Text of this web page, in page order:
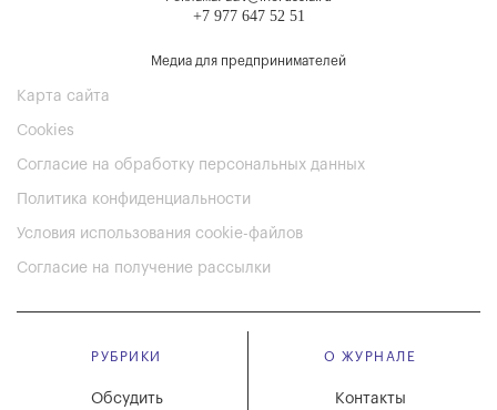
+7 977 647 52 51
Медиа для предпринимателей
Карта сайта
Cookies
Согласие на обработку персональных данных
Политика конфиденциальности
Условия использования cookie-файлов
Согласие на получение рассылки
РУБРИКИ
Обсудить
О ЖУРНАЛЕ
Контакты